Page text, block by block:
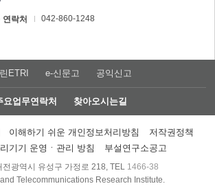
연락처 042-860-1248
ETRI e-신문고 공익신고
요업무연락처 찾아오시는길
이해하기 쉬운 개인정보처리방침
저작권정책
기기 운영ㆍ관리 방침
부설연구소공고
광역시 유성구 가정로 218, TEL 1466-38
Telecommunications Research Institute.